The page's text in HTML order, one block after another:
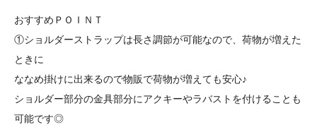
おすすめＰＯＩＮＴ
①ショルダーストラップは長さ調節が可能なので、荷物が増えた
ときに
ななめ掛けに出来るので物販で荷物が増えても安心♪
ショルダー部分の金具部分にアクキーやラバストを付けることも
可能です◎